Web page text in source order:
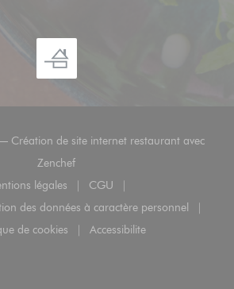
Création de site internet restaurant avec
Zenchef((ouvre une nouvelle fenêtre))
légales
((ouvre une nouvelle fenêtre))
CGU
((ouvre une nouvelle
des données à caractère personnel
((ouvre une nouvelle fenêtre))
de cookies
((ouvre une nouvelle fenêtre))
Accessibilite